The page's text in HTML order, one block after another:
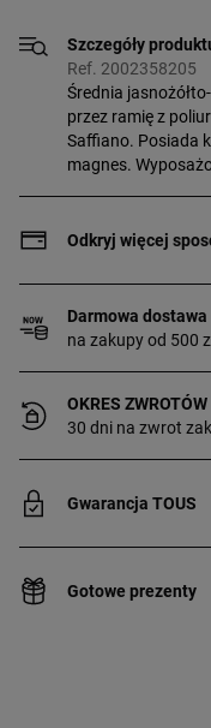
Szczegóły
Ref. 2002358205
Średnia
przez ramię z
Saffiano. Posiada
magnes.
Przymocowany
ramię. Wymiary
(wysokość x
17 x 25 x 12 cm.
Odkryj więcej
Darmowa dostawa
na zakupy od 500
OKRES ZWROTÓW
30 dni na zwrot
Gwarancja TOUS
Gotowe prezenty